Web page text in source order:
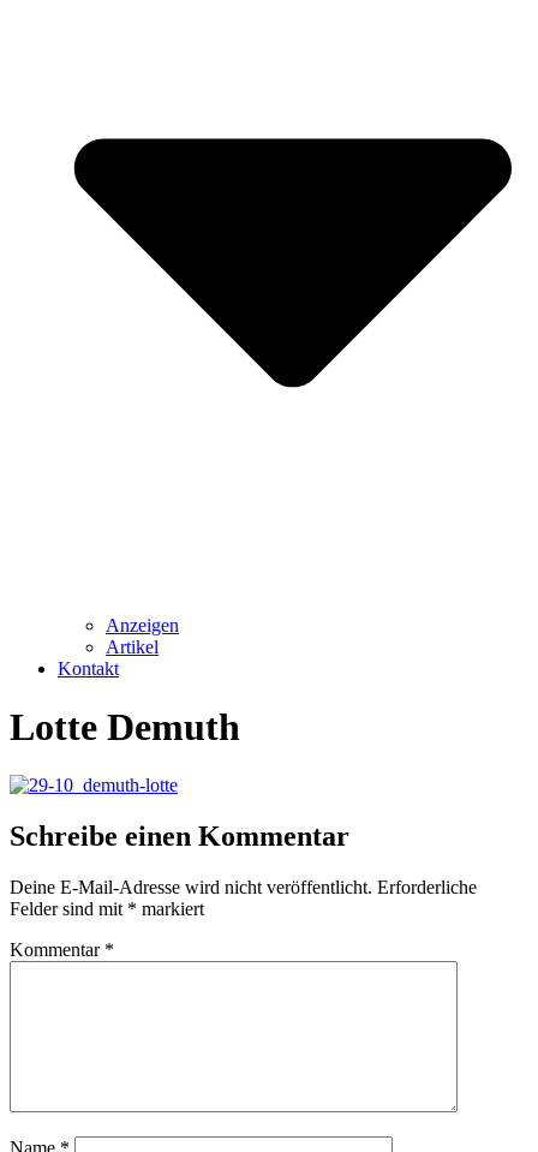
Anzeigen
Artikel
Kontakt
Lotte Demuth
Schreibe einen Kommentar
Deine E-Mail-Adresse wird nicht veröffentlicht. Erforderliche
Felder sind mit * markiert
Kommentar *